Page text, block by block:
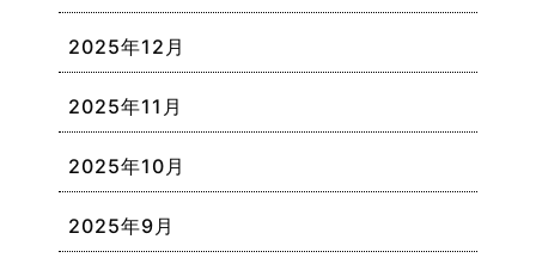
2025年12月
2025年11月
2025年10月
2025年9月